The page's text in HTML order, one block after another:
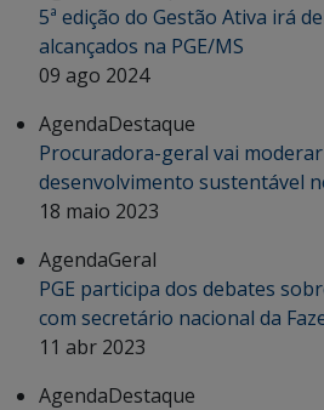
5ª edição do Gestão Ativa irá
alcançados na PGE/MS
09 ago 2024
AgendaDestaque
Procuradora-geral vai
desenvolvimento sustentável
18 maio 2023
AgendaGeral
PGE participa dos debates
com secretário nacional da
11 abr 2023
AgendaDestaque